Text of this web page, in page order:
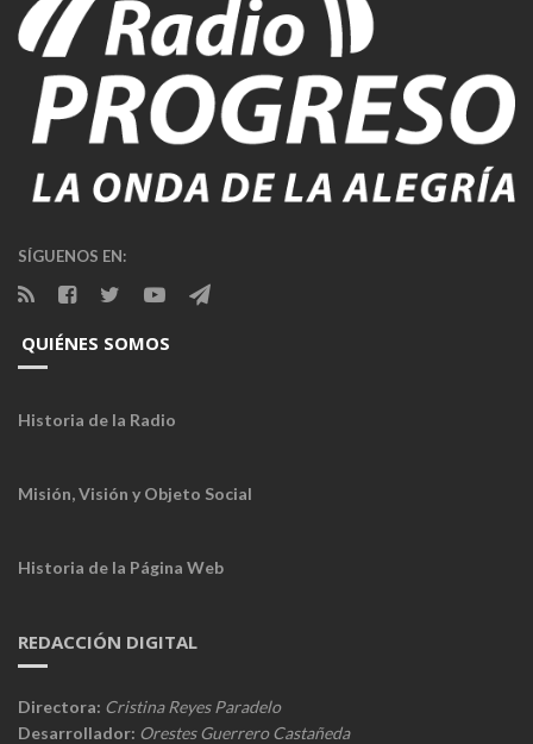
SÍGUENOS EN:
QUIÉNES SOMOS
Historia de la Radio
Misión, Visión y Objeto Social
Historia de la Página Web
REDACCIÓN DIGITAL
Directora: Cristina Reyes Paradelo
Desarrollador: Orestes Guerrero Castañeda